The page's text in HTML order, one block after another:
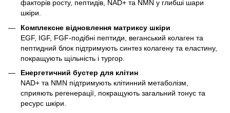
факторів росту, пептидів, NAD+ та NMN у глибші шари
шкіри.
Комплексне відновлення матриксу шкіри
EGF, IGF, FGF-подібні пептиди, веганський колаген та
пептидний блок підтримують синтез колагену та еластину,
покращують щільність і тургор.
Енергетичний бустер для клітин
NAD+ та NMN підтримують клітинний метаболізм,
сприяють регенерації, покращують загальний тонус та
ресурс шкіри.